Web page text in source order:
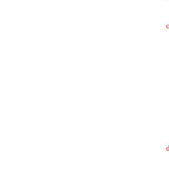
시
c.
나
이
모든
그
d.
지옥
그